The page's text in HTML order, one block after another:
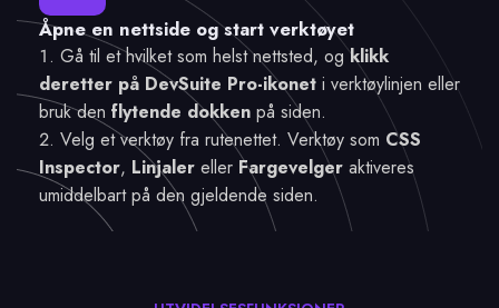
Åpne en nettside og start verktøyet
Gå til et hvilket som helst nettsted, ogklikk
deretter på DevSuite Pro-ikonet i verktøylinjen eller
bruk den flytende dokken på siden.
Velg et verktøy fra rutenettet. Verktøy som CSS
Inspector, Linjaler eller Fargevelger aktiveres
umiddelbart på den gjeldende siden.